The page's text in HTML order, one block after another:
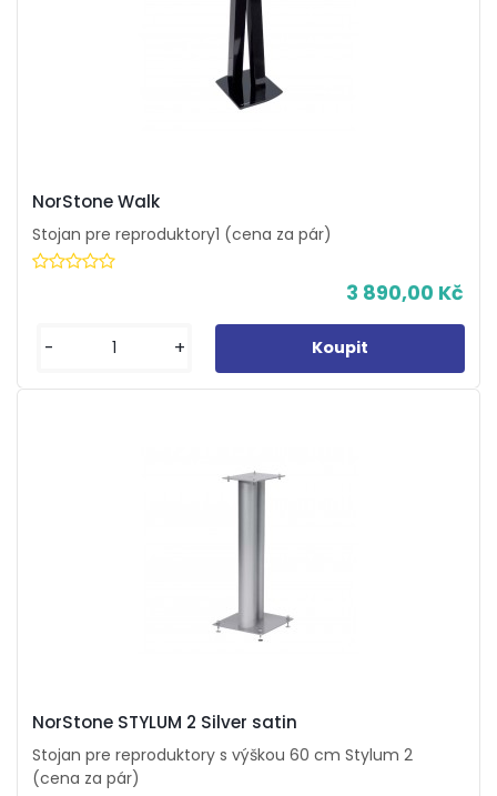
NorStone Walk
Stojan pre reproduktory1 (cena za pár)
3 890,00 Kč
- +
NorStone STYLUM 2 Silver satin
Stojan pre reproduktory s výškou 60 cm Stylum 2
(cena za pár)